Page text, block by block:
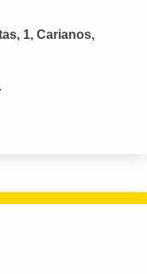
1, Carianos,